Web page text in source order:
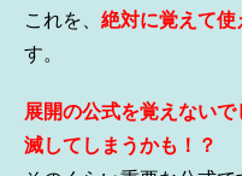
これを、 絶対に覚えて使
す。
展開の公式を覚えない
滅してしまうかも！？